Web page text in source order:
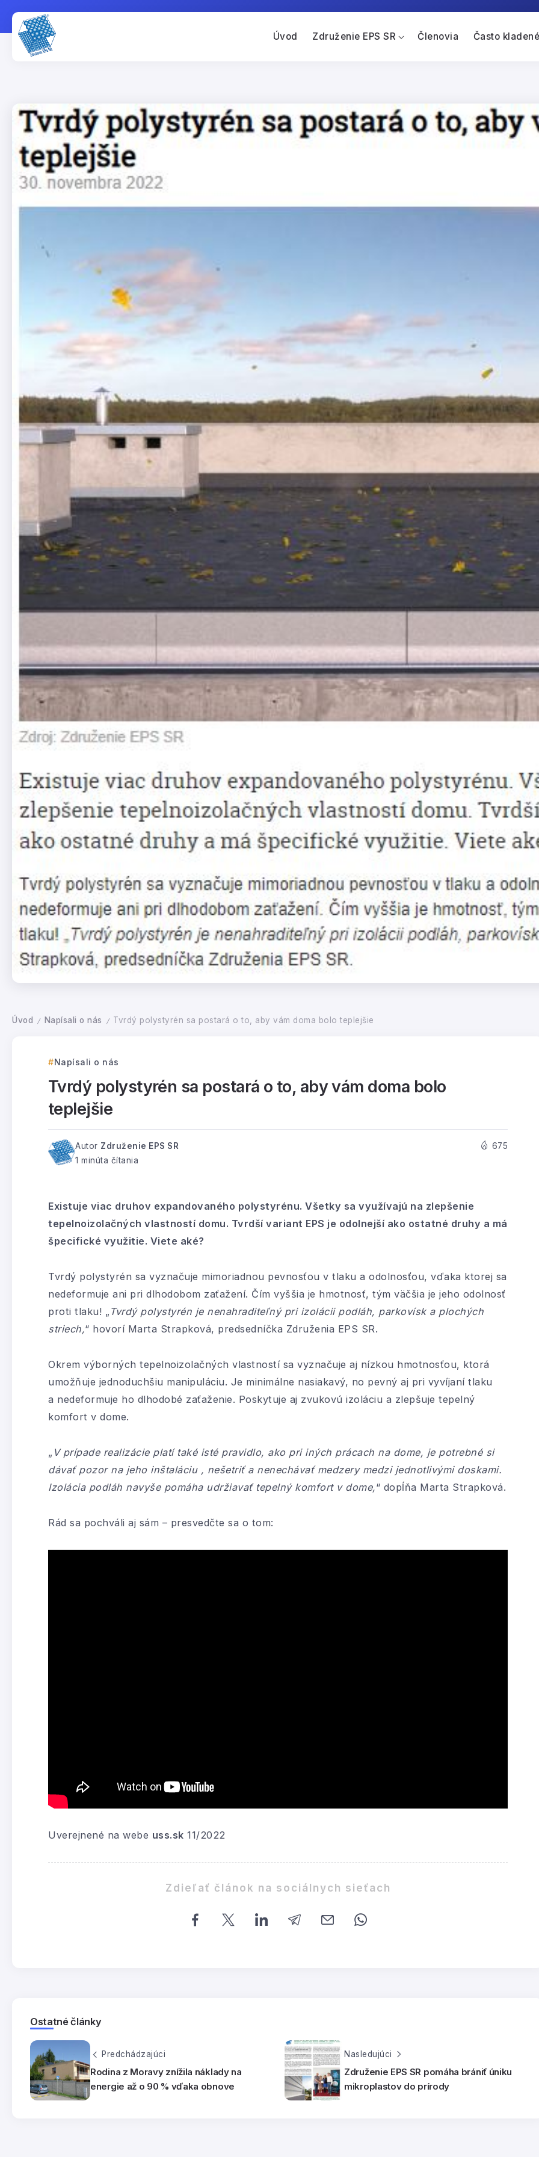
Úvod Združenie EPS SR Členovia Často
Úvod / Napísali o nás / Tvrdý polystyrén sa postará o to, aby vám doma bolo teplejšie
Napísali o nás
Tvrdý polystyrén sa postará o to, aby vám doma bolo
teplejšie
Autor Združenie EPS SR
1 minúta čítania
675
Existuje viac druhov expandovaného polystyrénu. Všetky sa využívajú na zlepšenie
tepelnoizolačných vlastností domu. Tvrdší variant EPS je odolnejší ako ostatné druhy a má
špecifické využitie. Viete aké?
Tvrdý polystyrén sa vyznačuje mimoriadnou pevnosťou v tlaku a odolnosťou, vďaka ktorej sa
nedeformuje ani pri dlhodobom zaťažení. Čím vyššia je hmotnosť, tým väčšia je jeho odolnosť
proti tlaku! „ Tvrdý polystyrén je nenahraditeľný pri izolácii podláh, parkovísk a plochých
striech,“ hovorí Marta Strapková, predsedníčka Združenia EPS SR.
Okrem výborných tepelnoizolačných vlastností sa vyznačuje aj nízkou hmotnosťou, ktorá
umožňuje jednoduchšiu manipuláciu. Je minimálne nasiakavý, no pevný aj pri vyvíjaní tlaku
a nedeformuje ho dlhodobé zaťaženie. Poskytuje aj zvukovú izoláciu a zlepšuje tepelný
komfort v dome.
„ V prípade realizácie platí také isté pravidlo, ako pri iných prácach na dome, je potrebné si
dávať pozor na jeho inštaláciu , nešetriť a nenechávať medzery medzi jednotlivými doskami.
Izolácia podláh navyše pomáha udržiavať tepelný komfort v dome,“ dopĺňa Marta Strapková.
Rád sa pochváli aj sám – presvedčte sa o tom:
Uverejnené na webe uss.sk 11/2022
Zdieľať článok na sociálnych sieťach
Ostatné články
Predchádzajúci
Rodina z Moravy znížila náklady na
energie až o 90 % vďaka obnove
Nasledujúci
Združenie EPS SR pomáha brániť úniku
mikroplastov do prírody